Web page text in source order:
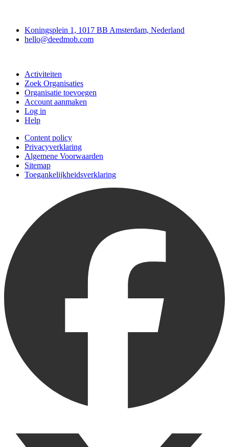
Koningsplein 1, 1017 BB Amsterdam, Nederland
hello@deedmob.com
Activiteiten
Zoek Organisaties
Organisatie toevoegen
Account aanmaken
Log in
Help
Content policy
Privacyverklaring
Algemene Voorwaarden
Sitemap
Toegankelijkheidsverklaring